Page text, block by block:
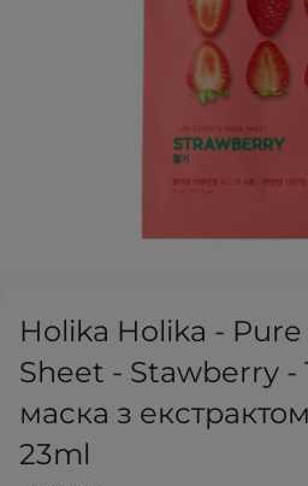
Holika Holika -
Sheet - Stawberry -
маска з
23ml